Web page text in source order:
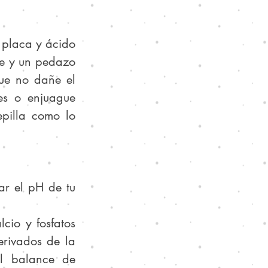
y ácido
y un pedazo
no dañe el
o enjuague
como lo
el pH de tu
y fosfatos
de la
balance de